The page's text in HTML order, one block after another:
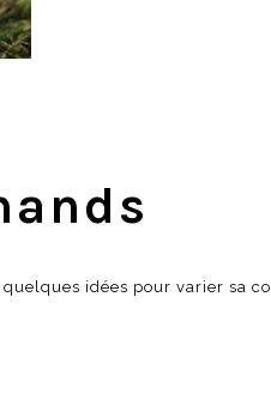
idées pour varier sa